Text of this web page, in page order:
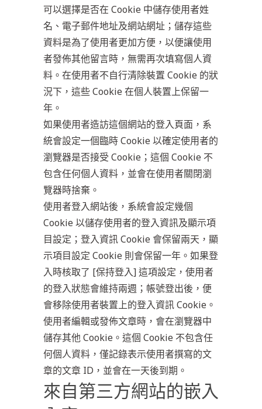
可以選擇是否在 Cookie 中儲存使用者姓
名、電子郵件地址及網站網址；儲存這些
資料是為了使用者更加方便，以便讓使用
者發佈其他留言時，無需再次填寫個人資
料。在使用者不自行清除裝置 Cookie 的狀
況下，這些 Cookie 在個人裝置上保留一
年。
如果使用者造訪這個網站的登入頁面，系
統會設定一個臨時 Cookie 以確定使用者的
瀏覽器是否接受 Cookie；這個 Cookie 不
包含任何個人資料，並會在使用者關閉瀏
覽器時捨棄。
使用者登入網站後，系統會設定幾個
Cookie 以儲存使用者的登入資訊及顯示項
目設定；登入資訊 Cookie 會保留兩天，顯
示項目設定 Cookie 則會保留一年。如果登
入時核取了 [保持登入] 這項設定，使用者
的登入狀態會維持兩週；帳號登出後，便
會移除使用者裝置上的登入資訊 Cookie。
使用者編輯或發佈文章時，會在瀏覽器中
儲存其他 Cookie。這個 Cookie 不包含任
何個人資料，僅記錄表示使用者撰寫的文
章的文章 ID，並會在一天後到期。
來自第三方網站的嵌入